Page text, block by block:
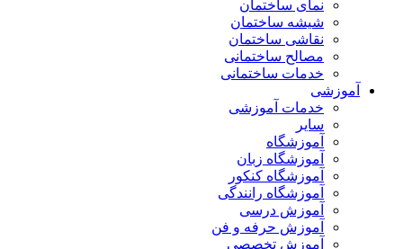
نمای ساختمان
شیشه ساختمان
نقاشی ساختمان
مصالح ساختمانی
خدمات ساختمانی
آموزشی
خدمات آموزشی
سایر
آموزشگاه
آموزشگاه زبان
آموزشگاه کنکور
آموزشگاه رانندگی
آموزش درسی
آموزش حرفه و فن
آموزش تخصصی